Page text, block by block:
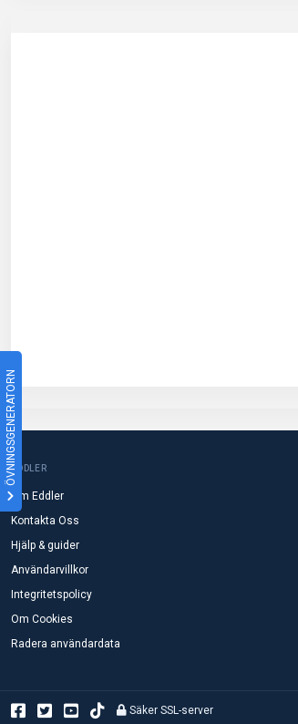
ÖVNINGSGENERATORNEDDLER
Om Eddler
Kontakta Oss
Hjälp & guider
Användarvillkor
Integritetspolicy
Om Cookies
Radera användardata
Säker SSL-server